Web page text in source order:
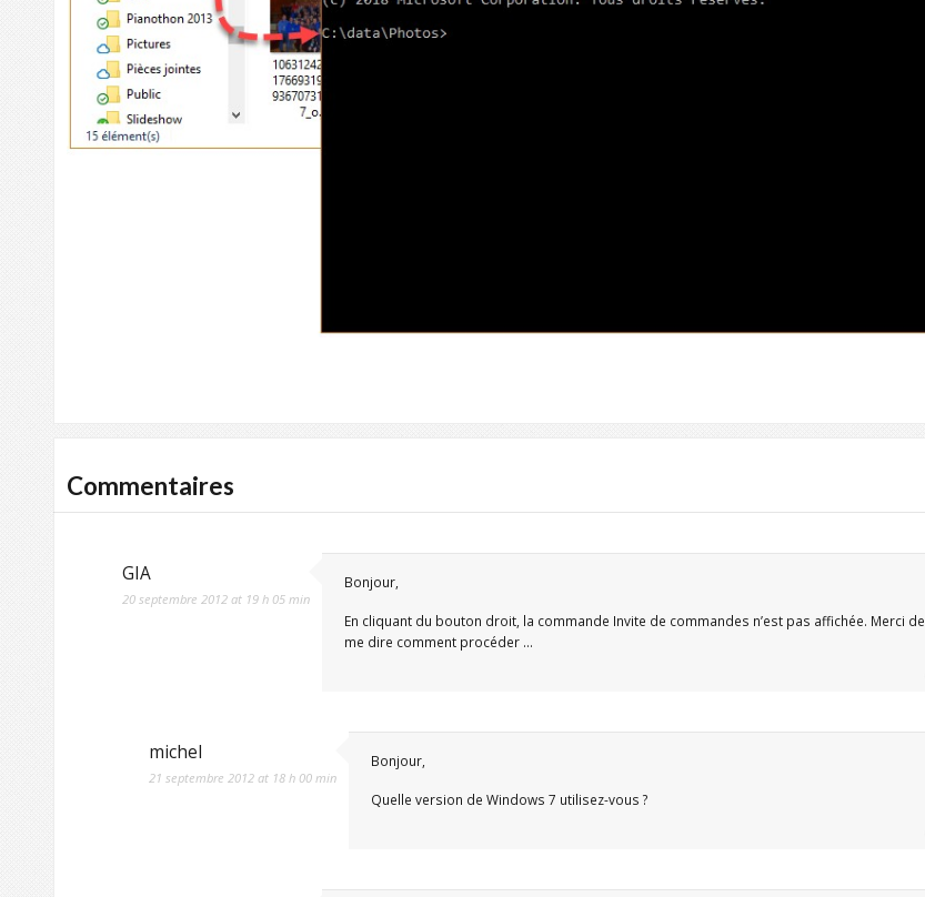
Commentaires
GIA
20 septembre 2012 at 19 h 05 min
Bonjour,
En cliquant du bouton droit, la commande Invite de commandes n’est pas affichée. Merci de
me dire comment procéder …
michel
21 septembre 2012 at 18 h 00 min
Bonjour,
Quelle version de Windows 7 utilisez-vous ?